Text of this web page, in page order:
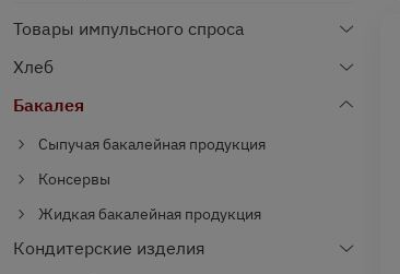
Товары импульсного спроса
Хлеб
Бакалея
Сыпучая бакалейная продукция
Консервы
Жидкая бакалейная продукция
Кондитерские изделия